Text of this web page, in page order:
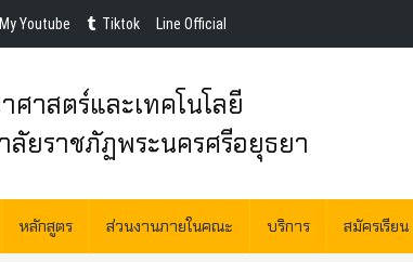
My Youtube Tiktok Line Official
าสตร์และเทคโนโลยี
ยราชภัฏพระนครศรีอยุธยา
หลักสูตร ส่วนงานภายในคณะ บริการ สมัครเรียน